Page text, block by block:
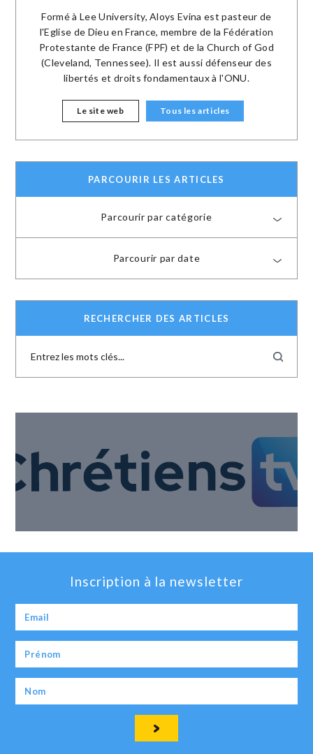
Formé à Lee University, Aloys Evina est pasteur de
l'Eglise de Dieu en France, membre de la Fédération
Protestante de France (FPF) et de la Church of God
(Cleveland, Tennessee). Il est aussi défenseur des
libertés et droits fondamentaux à l'ONU.
Le site web Tous les articles
PARCOURIR LES ARTICLES
Parcourir par catégorie
Parcourir par date
RECHERCHER DES ARTICLES
Inscription à la newsletter